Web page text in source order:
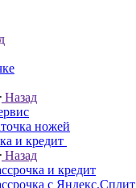
Назад
ножей
и кредит
Назад
и кредит
с Яндекс.Сплит